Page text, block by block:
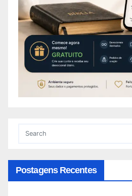
Postagens Recentes